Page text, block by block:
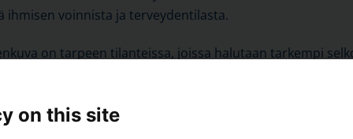
ihmisen voinnista ja terveydentilasta.
on tarpeen tilanteissa, joissa halutaan tarkempi
on this site